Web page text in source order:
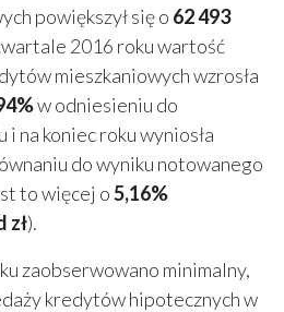
powiększył się o 62 493
2016 roku wartość
mieszkaniowych wzrosła
w odniesieniu do
na koniec roku wyniosła
do wyniku notowanego
to więcej o5,16%
zł).
zaobserwowano minimalny,
kredytów hipotecznych w